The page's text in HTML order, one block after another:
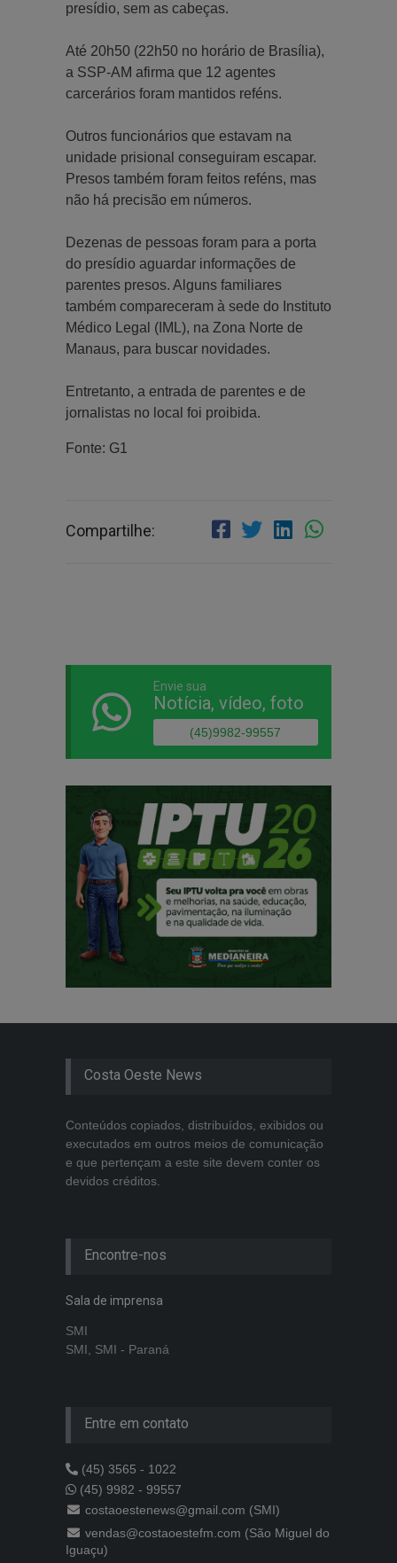
presídio, sem as cabeças.
Até 20h50 (22h50 no horário de Brasília),
a SSP-AM afirma que 12 agentes
carcerários foram mantidos reféns.
Outros funcionários que estavam na
unidade prisional conseguiram escapar.
Presos também foram feitos reféns, mas
não há precisão em números.
Dezenas de pessoas foram para a porta
do presídio aguardar informações de
parentes presos. Alguns familiares
também compareceram à sede do Instituto
Médico Legal (IML), na Zona Norte de
Manaus, para buscar novidades.
Entretanto, a entrada de parentes e de
jornalistas no local foi proibida.
Fonte: G1
Compartilhe:
Envie sua
Notícia, vídeo, foto
(45)9982-99557
Costa Oeste News
Conteúdos copiados, distribuídos, exibidos ou
executados em outros meios de comunicação
e que pertençam a este site devem conter os
devidos créditos.
Encontre-nos
Sala de imprensa
SMI
SMI, SMI - Paraná
Entre em contato
(45) 3565 - 1022
(45) 9982 - 99557
costaoestenews@gmail.com (SMI)
vendas@costaoestefm.com (São Miguel do
Iguaçu)